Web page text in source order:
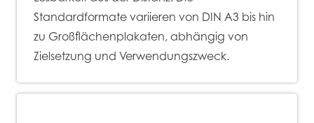
Standardformate variieren von DIN A3 bis hin
zu Großflächenplakaten, abhängig von
Zielsetzung und Verwendungszweck.